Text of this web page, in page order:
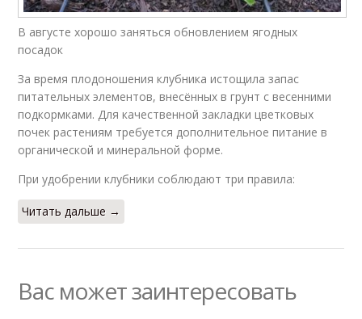
В августе хорошо заняться обновлением ягодных
посадок
За время плодоношения клубника истощила запас
питательных элементов, внесённых в грунт с весенними
подкормками. Для качественной закладки цветковых
почек растениям требуется дополнительное питание в
органической и минеральной форме.
При удобрении клубники соблюдают три правила:
Читать дальше →
Вас может заинтересовать